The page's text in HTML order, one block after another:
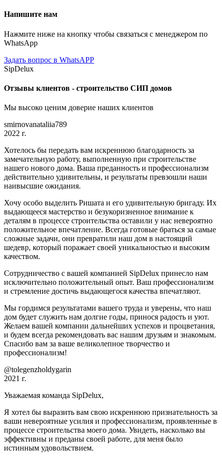
Напишите нам
Нажмите ниже на кнопку чтобы связаться с менеджером по
WhatsApp
Задать вопрос в WhatsAPP
SipDelux
Отзывы клиентов - строительство СИП домов
Мы высоко ценим доверие наших клиентов
smirnovanataliia789
2022 г.
Хотелось бы передать вам искреннюю благодарность за
замечательную работу, выполненную при строительстве
нашего нового дома. Ваша преданность и профессионализм
действительно удивительны, и результаты превзошли наши
наивысшие ожидания.
Хочу особо выделить Ришата и его удивительную бригаду. Их
выдающееся мастерство и безукоризненное внимание к
деталям в процессе строительства оставили у нас невероятно
положительное впечатление. Всегда готовые браться за самые
сложные задачи, они превратили наш дом в настоящий
шедевр, который поражает своей уникальностью и высоким
качеством.
Сотрудничество с вашей компанией SipDelux принесло нам
исключительно положительный опыт. Ваш профессионализм
и стремление достичь выдающегося качества впечатляют.
Мы гордимся результатами вашего труда и уверены, что наш
дом будет служить нам долгие годы, принося радость и уют.
Желаем вашей компании дальнейших успехов и процветания,
и будем всегда рекомендовать вас нашим друзьям и знакомым.
Спасибо вам за ваше великолепное творчество и
профессионализм!
@tolegenzholdygarin
2021 г.
Уважаемая команда SipDelux,
Я хотел бы выразить вам свою искреннюю признательность за
ваши невероятные усилия и профессионализм, проявленные в
процессе строительства моего дома. Увидеть, насколько вы
эффективны и преданы своей работе, для меня было
истинным удовольствием.